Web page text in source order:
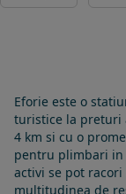
Eforie este o
turistice la preturi
4 km si cu o
pentru plimbari in
activi se pot
multitudinea de